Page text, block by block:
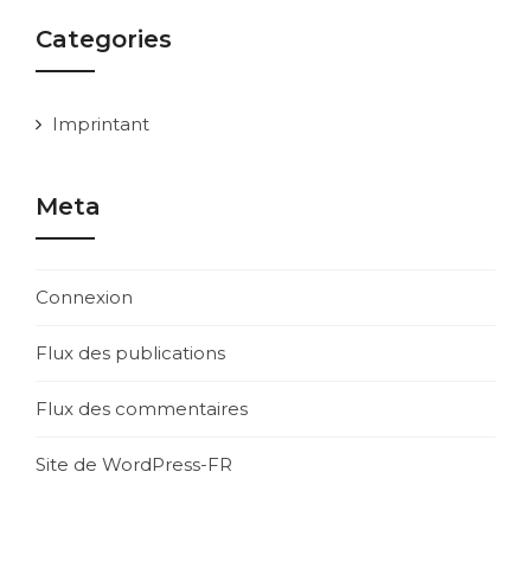
Categories
Imprintant
Meta
Connexion
Flux des publications
Flux des commentaires
Site de WordPress-FR